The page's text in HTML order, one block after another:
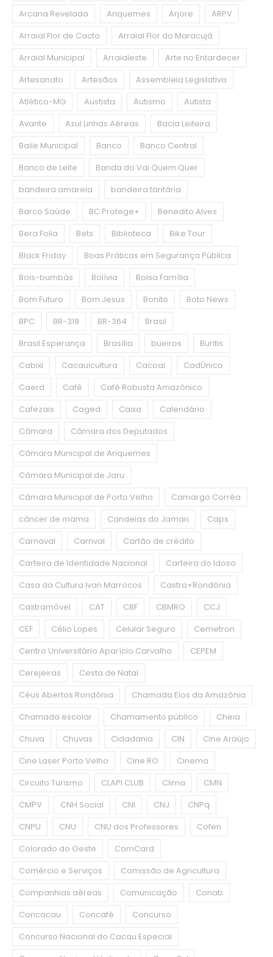
Arcana Revelada
Ariquemes Arjore
ARPV
Arraial Flor de Cacto
Arraial Flor do Maracujá
Arraial Municipal
Arraialeste
Arte no Entardecer
Artesanato
Artesãos
Assembleia Legislativa
Atlético-MG
Austista Autismo
Autista
Avante
Azul Linhas Aéreas
Bacia Leiteira
Baile Municipal
Banco
Banco Central
Banco de Leite
Banda do Vai Quem Quer
bandeira amarela
bandeira tarifária
Barco Saúde
BC Protege+
Benedito Alves
Bera Folia
Bets Biblioteca
Bike Tour
Black Friday
Boas Práticas em Segurança Pública
Bois-bumbás
Bolívia
Bolsa Família
Bom Futuro
Bom Jesus Bonito
Boto News
BPC
BR-319 BR-364
Brasil
Brasil Esperança
Brasília bueiros
Buritis
Cabixi
Cacauicultura Cacoal
CadÚnico
Caerd
Café
Café Robusta Amazônico
Cafezais
Caged Caixa
Calendário
Câmara
Câmara dos Deputados
Câmara Municipal de Ariquemes
Câmara Municipal de Jaru
Câmara Municipal de Porto Velho
Camargo Corrêa
câncer de mama
Candeias do Jamari
Caps
Carnaval
Carnval
Cartão de crédito
Carteira de Identidade Nacional
Carteira do Idoso
Casa da Cultura Ivan Marrocos
Castra+Rondônia
Castramóvel
CAT CBF CBMRO
CCJ
CEF
Célio Lopes Celular Seguro
Cemetron
Centro Universitário Aparício Carvalho
CEPEM
Cerejeiras
Cesta de Natal
Céus Abertos Rondônia
Chamada Elos da Amazônia
Chamada escolar
Chamamento público
Cheia
Chuva
Chuvas Cidadania CIN
Cine Araújo
Cine Laser Porto Velho
Cine RO
Cinema
Circuito Turismo
CLAPI CLUB Clima
CMN
CMPV
CNH Social CNI CNJ
CNPq
CNPU
CNU CNU dos Professores
Cofen
Colorado do Oeste
ComCard
Comércio e Serviços
Comissão de Agricultura
Companhias aéreas
Comunicação
Conab
Concacau
Concafé
Concurso
Concurso Nacional do Cacau Especial